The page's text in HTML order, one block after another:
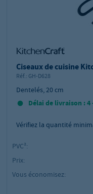
Ciseaux de cuisine
Réf.: GH-D628
Dentelés, 20 cm
Délai de livraison :
Vérifiez la quantité
PVC²:
Prix:
Vous économisez: